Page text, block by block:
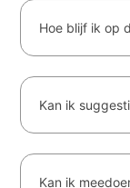
Hoe blijf ik op
Kan ik
Kan ik